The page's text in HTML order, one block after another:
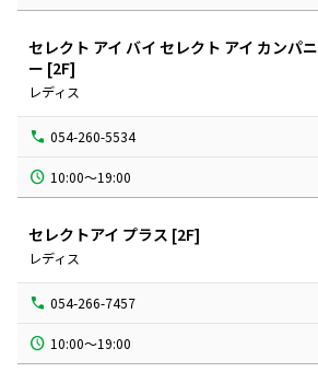
セレクト アイ バイ セレクト アイ カンパニ
ー [2F]
レディス
054-260-5534
10:00～19:00
セレクトアイ プラス [2F]
レディス
054-266-7457
10:00～19:00